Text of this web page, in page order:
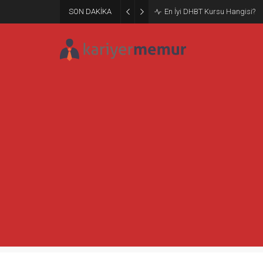
SON DAKİKA Burcular Pen — Sakarya’da